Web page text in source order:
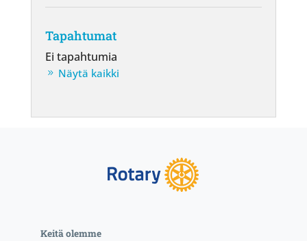
Tapahtumat
Ei tapahtumia
Näytä kaikki
Keitä olemme